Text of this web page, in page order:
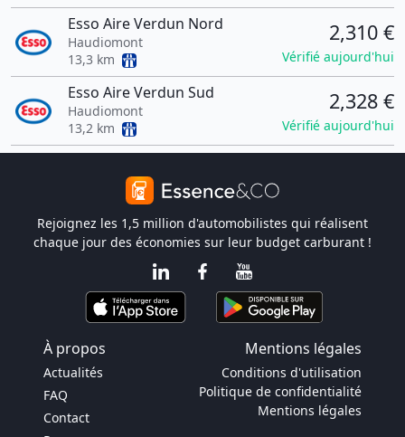
Esso Aire Verdun Nord
Haudiomont
13,3 km
2,310 €
Vérifié aujourd'hui
Esso Aire Verdun Sud
Haudiomont
13,2 km
2,328 €
Vérifié aujourd'hui
Rejoignez les 1,5 million d'automobilistes qui réalisent
chaque jour des économies sur leur budget carburant !
À propos Mentions légales
Actualités
FAQ
Contact
Conditions d'utilisation
Politique de confidentialité
Mentions légales